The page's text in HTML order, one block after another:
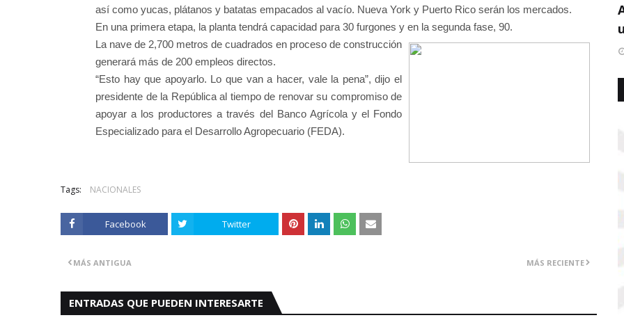
así como yucas, plátanos y batatas empacados al vacío. Nueva York y Puerto Rico serán los mercados.
En una primera etapa, la planta tendrá capacidad para 30 furgones y en la segunda fase, 90.
La nave de 2,700 metros de cuadrados en proceso de construcción
generará más de 200 empleos directos.
“Esto hay que apoyarlo. Lo que van a hacer, vale la pena”, dijo el
presidente de la República al tiempo de renovar su compromiso de
apoyar a los productores a través del Banco Agrícola y el Fondo
Especializado para el Desarrollo Agropecuario (FEDA).
Tags: NACIONALES
Facebook Twitter
MÁS RECIENTE
MÁS ANTIGUA
ENTRADAS QUE PUEDEN INTERESARTE